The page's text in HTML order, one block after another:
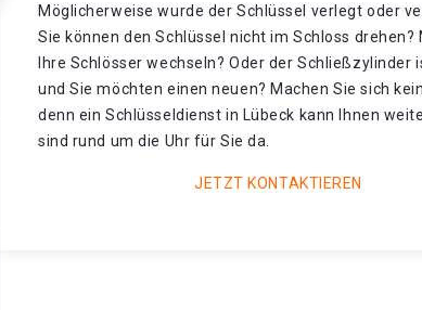
Möglicherweise wurde der Schlüssel verlegt oder
Sie können den Schlüssel nicht im Schloss drehen?
Ihre Schlösser wechseln? Oder der Schließzylinder
und Sie möchten einen neuen? Machen Sie sich
denn ein Schlüsseldienst in Lübeck kann Ihnen
sind rund um die Uhr für Sie da.
JETZT KONTAKTIEREN